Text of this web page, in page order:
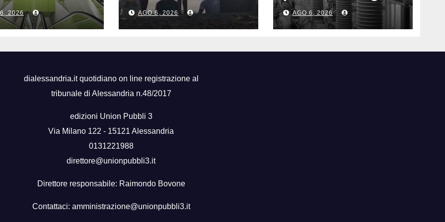
di euro per
di
2026
sgominata rete
criminale tra
Algeria, Italia e
AGO 6, 2026
fotovoltaico
AGO 6, 2026
dialessandria.it quotidiano on line registrazione al
tribunale di Alessandria n.48/2017
edizioni Union Pubbli 3
Via Milano 122 - 15121 Alessandria
0131221988
direttore@unionpubbli3.it
Direttore responsabile: Raimondo Bovone
Contattaci: amministrazione@unionpubbli3.it